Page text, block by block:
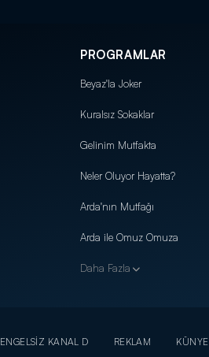
PROGRAMLAR
Beyaz'la Joker
Kuralsız Sokaklar
Gelinim Mutfakta
Neler Oluyor Hayatta?
Arda'nın Mutfağı
Arda ile Omuz Omuza
Daha Fazla
ENGELSİZ KANAL D REKLAM KÜNYE